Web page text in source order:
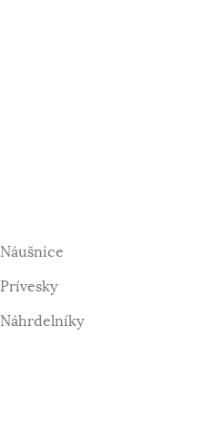
Náušnice
Prívesky
Náhrdelníky